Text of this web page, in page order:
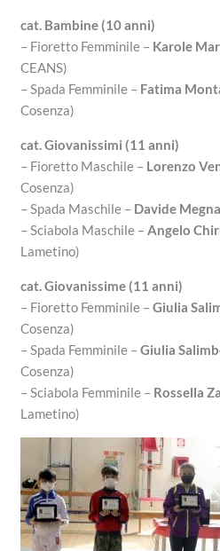
cat. Bambine (10 anni)
– Fioretto Femminile – Karole
CEANS)
– Spada Femminile – Fatima
Cosenza)
cat. Giovanissimi (11 anni)
– Fioretto Maschile – Lorenzo
Cosenza)
– Spada Maschile – Davide Megna
– Sciabola Maschile –Angelo
Lametino)
cat. Giovanissime (11 anni)
– Fioretto Femminile –Giulia
Cosenza)
– Spada Femminile –Giulia
Cosenza)
– Sciabola Femminile – Rossella
Lametino)